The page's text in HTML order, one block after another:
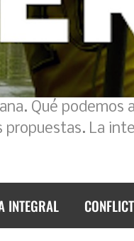
Qué podemos
propuestas. La
INTEGRAL